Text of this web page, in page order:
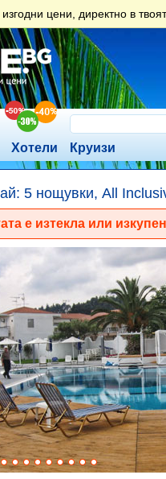
цени, директно в
Хотели Круизи
5 нощувки, All
е изтекла или